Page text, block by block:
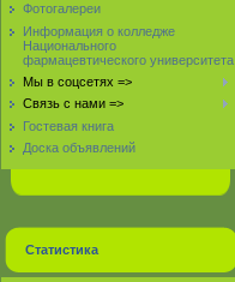
Фотогалереи
Информация о колледже
Национального
фармацевтического университета
Мы в соцсетях =>
Связь с нами =>
Гостевая книга
Доска объявлений
Статистика